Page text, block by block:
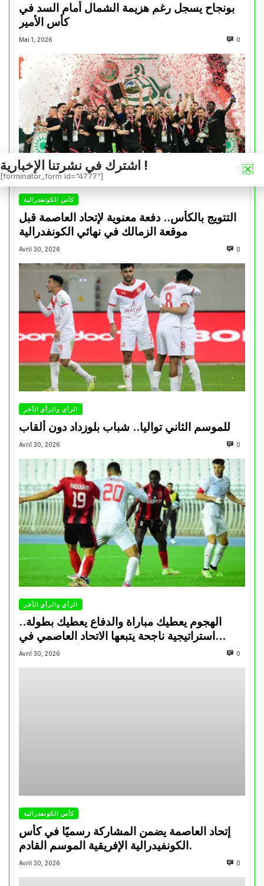
بونجاح يسجل رغم هزيمة الشمال أمام السد في
كأس الأمير
Mai 1, 2026 0
كأس الكونفدرالية
التتويج بالكأس.. دفعة معنوية لإتحاد العاصمة قبل
موقعة الزمالك في نهائي الكونفدرالية
Avril 30, 2026 0
الرأي والرأي الأخر
للموسم الثاني تواليا.. شباب بلوزداد دون ألقاب
Avril 30, 2026 0
الرأي والرأي الأخر
الهجوم يعطيك مباراة والدفاع يعطيك بطولة..
استراتيجية ناجحة يتبعها الاتحاد العاصمي في
تتويجاته آخر السنوات
Avril 30, 2026 0
كأس الكونفدرالية
إتحاد العاصمة يضمن المشاركة رسميًا في كأس
الكونفيدرالية الإفريقية الموسم القادم.
Avril 30, 2026 0
اشترك في نشرتنا الإخبارية !
[forminator_form id="4777"]